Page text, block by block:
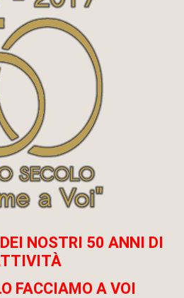
NOSTRI 50 ANNI DI
FACCIAMO A VOI